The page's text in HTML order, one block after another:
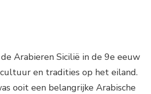
Arabieren Sicilië in de 9e eeuw
en tradities op het eiland.
ooit een belangrijke Arabische